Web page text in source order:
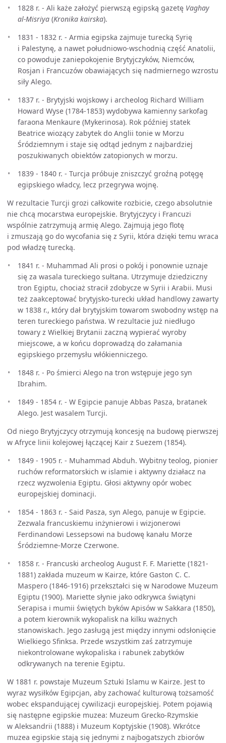
1828 r. - Ali każe założyć pierwszą egipską gazetę Vaghay
al-Misriya (Kronika kairska).
1831 - 1832 r. - Armia egipska zajmuje turecką Syrię
i Palestynę, a nawet południowo-wschodnią część Anatolii,
co powoduje zaniepokojenie Brytyjczyków, Niemców,
Rosjan i Francuzów obawiających się nadmiernego wzrostu
siły Alego.
1837 r. - Brytyjski wojskowy i archeolog Richard William
Howard Wyse (1784-1853) wydobywa kamienny sarkofag
faraona Menkaure (Mykerinosa). Rok później statek
Beatrice wiozący zabytek do Anglii tonie w Morzu
Śródziemnym i staje się odtąd jednym z najbardziej
poszukiwanych obiektów zatopionych w morzu.
1839 - 1840 r. - Turcja próbuje zniszczyć groźną potęgę
egipskiego władcy, lecz przegrywa wojnę.
W rezultacie Turcji grozi całkowite rozbicie, czego absolutnie
nie chcą mocarstwa europejskie. Brytyjczycy i Francuzi
wspólnie zatrzymują armię Alego. Zajmują jego flotę
i zmuszają go do wycofania się z Syrii, która dzięki temu wraca
pod władzę turecką.
1841 r. - Muhammad Ali prosi o pokój i ponownie uznaje
się za wasala tureckiego sułtana. Utrzymuje dziedziczny
tron Egiptu, chociaż stracił zdobycze w Syrii i Arabii. Musi
też zaakceptować brytyjsko-turecki układ handlowy zawarty
w 1838 r., który dał brytyjskim towarom swobodny wstęp na
teren tureckiego państwa. W rezultacie już niedługo
towary z Wielkiej Brytanii zaczną wypierać wyroby
miejscowe, a w końcu doprowadzą do załamania
egipskiego przemysłu włókienniczego.
1848 r. - Po śmierci Alego na tron wstępuje jego syn
Ibrahim.
1849 - 1854 r. - W Egipcie panuje Abbas Pasza, bratanek
Alego. Jest wasalem Turcji.
Od niego Brytyjczycy otrzymują koncesję na budowę pierwszej
w Afryce linii kolejowej łączącej Kair z Suezem (1854).
1849 - 1905 r. - Muhammad Abduh. Wybitny teolog, pionier
ruchów reformatorskich w islamie i aktywny działacz na
rzecz wyzwolenia Egiptu. Głosi aktywny opór wobec
europejskiej dominacji.
1854 - 1863 r. - Said Pasza, syn Alego, panuje w Egipcie.
Zezwala francuskiemu inżynierowi i wizjonerowi
Ferdinandowi Lessepsowi na budowę kanału Morze
Śródziemne-Morze Czerwone.
1858 r. - Francuski archeolog August F. F. Mariette (1821-
1881) zakłada muzeum w Kairze, które Gaston C. C.
Maspero (1846-1916) przekształci się w Narodowe Muzeum
Egiptu (1900). Mariette słynie jako odkrywca świątyni
Serapisa i mumii świętych byków Apisów w Sakkara (1850),
a potem kierownik wykopalisk na kilku ważnych
stanowiskach. Jego zasługą jest między innymi odsłonięcie
Wielkiego Sfinksa. Przede wszystkim zaś zatrzymuje
niekontrolowane wykopaliska i rabunek zabytków
odkrywanych na terenie Egiptu.
W 1881 r. powstaje Muzeum Sztuki Islamu w Kairze. Jest to
wyraz wysiłków Egipcjan, aby zachować kulturową tożsamość
wobec ekspandującej cywilizacji europejskiej. Potem pojawią
się następne egipskie muzea: Muzeum Grecko-Rzymskie
w Aleksandrii (1888) i Muzeum Koptyjskie (1908). Wkrótce
muzea egipskie stają się jednymi z najbogatszych zbiorów